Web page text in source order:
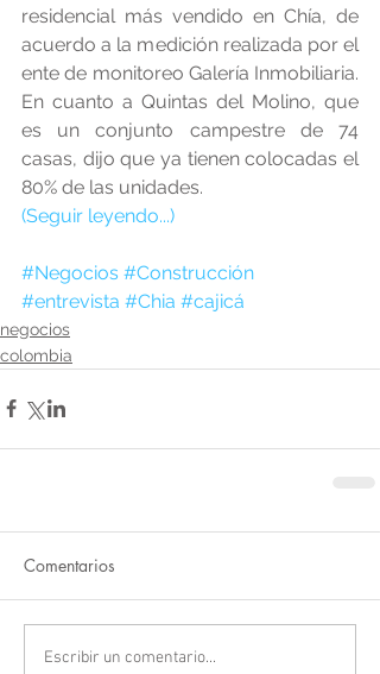
residencial más vendido en Chía, de
acuerdo a la medición realizada por el
ente de monitoreo Galería Inmobiliaria.
En cuanto a Quintas del Molino, que
es un conjunto campestre de 74
casas, dijo que ya tienen colocadas el
80% de las unidades.
(Seguir leyendo...)
#Negocios #Construcción
#entrevista #Chia #cajicá
negocios
colombia
Comentarios
Escribir un comentario...